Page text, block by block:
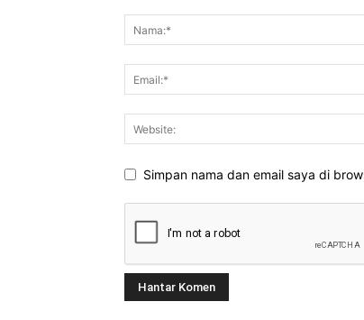
Simpan nama dan email saya di